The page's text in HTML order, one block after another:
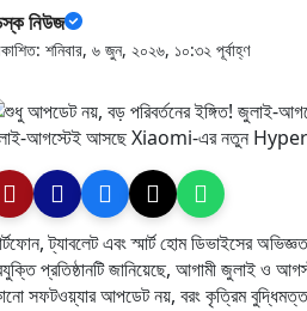
নিউজ
শনিবার, ৬ জুন, ২০২৬, ১০:৩২ পূর্বাহ্ণ
আগস্টেই আসছে Xiaomi-এর নতুন
ট্যাবলেট এবং স্মার্ট হোম ডিভাইসের
প্রতিষ্ঠানটি জানিয়েছে, আগামী জুলাই ও
সফটওয়্যার আপডেট নয়, বরং কৃত্রিম